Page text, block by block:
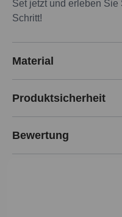
Set jetzt und erleben
Schritt!
Material
Produktsicherheit
Bewertung